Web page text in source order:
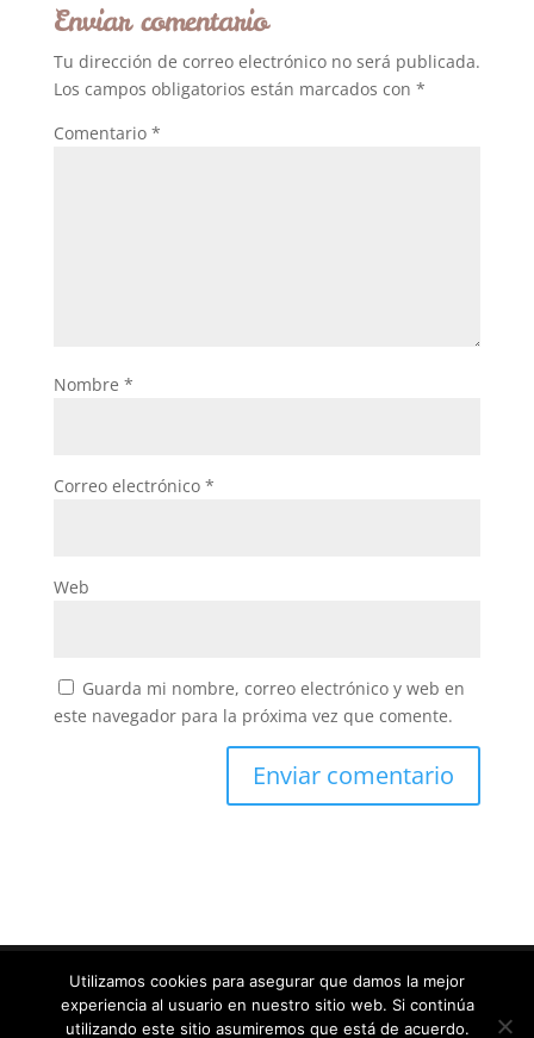
Enviar comentario
Tu dirección de correo electrónico no será publicada.
Los campos obligatorios están marcados con *
Comentario *
Nombre *
Correo electrónico *
Web
Guarda mi nombre, correo electrónico y web en
este navegador para la próxima vez que comente.
Diseñado porElegant Themes | Desarrollado por
Utilizamos cookies para asegurar que damos la mejor
experiencia al usuario en nuestro sitio web. Si continúa
utilizando este sitio asumiremos que está de acuerdo.